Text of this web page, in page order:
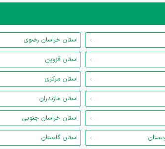
استان خراسان رضوی
استان قزوین
استان مرکزی
استان مازندران
استان خراسان جنوبی
استان گلستان